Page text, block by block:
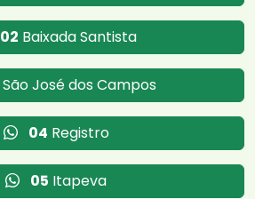
02 Baixada Santista
São José dos Campos
04 Registro
05 Itapeva